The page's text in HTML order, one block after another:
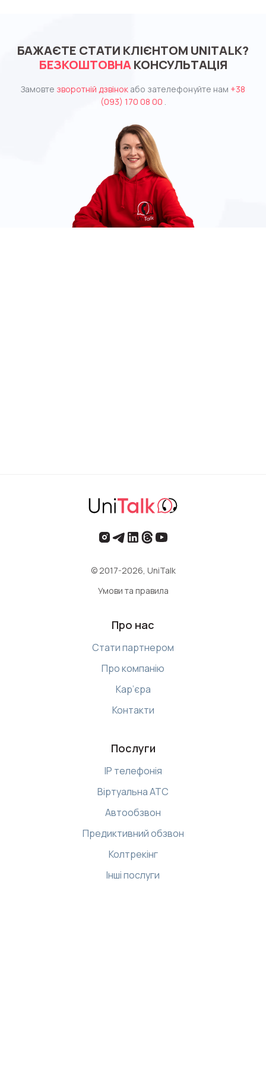
БАЖАЄТЕ СТАТИ КЛІЄНТОМ UNITALK?
БЕЗКОШТОВНАКОНСУЛЬТАЦІЯ
Замовте зворотній дзвінок або зателефонуйте нам +38
(093) 170 08 00
© 2017-2026, UniTalk
Умови та правила
Про нас
Стати партнером
Про компанію
Кар’єра
Контакти
Послуги
IP телефонія
Віртуальна АТС
Автообзвон
Предиктивний обзвон
Колтрекінг
Інші послуги